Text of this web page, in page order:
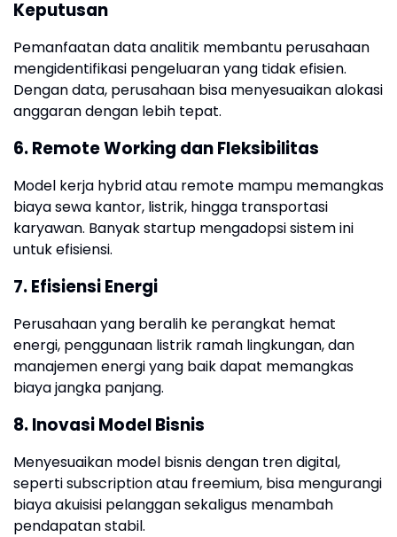
Keputusan
Pemanfaatan data analitik membantu perusahaan
mengidentifikasi pengeluaran yang tidak efisien.
Dengan data, perusahaan bisa menyesuaikan alokasi
anggaran dengan lebih tepat.
6. Remote Working dan Fleksibilitas
Model kerja hybrid atau remote mampu memangkas
biaya sewa kantor, listrik, hingga transportasi
karyawan. Banyak startup mengadopsi sistem ini
untuk efisiensi.
7. Efisiensi Energi
Perusahaan yang beralih ke perangkat hemat
energi, penggunaan listrik ramah lingkungan, dan
manajemen energi yang baik dapat memangkas
biaya jangka panjang.
8. Inovasi Model Bisnis
Menyesuaikan model bisnis dengan tren digital,
seperti subscription atau freemium, bisa mengurangi
biaya akuisisi pelanggan sekaligus menambah
pendapatan stabil.